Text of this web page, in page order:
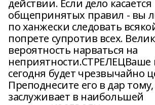
действии. Если дело касается
общепринятых правил - вы
по ханжески следовать
попрете супротив всех.
вероятность нарваться на
неприятности.СТРЕЛЕЦВаше
сегодня будет чрезвычайно
Преподнесите его в дар тому,
заслуживает в наибольшей